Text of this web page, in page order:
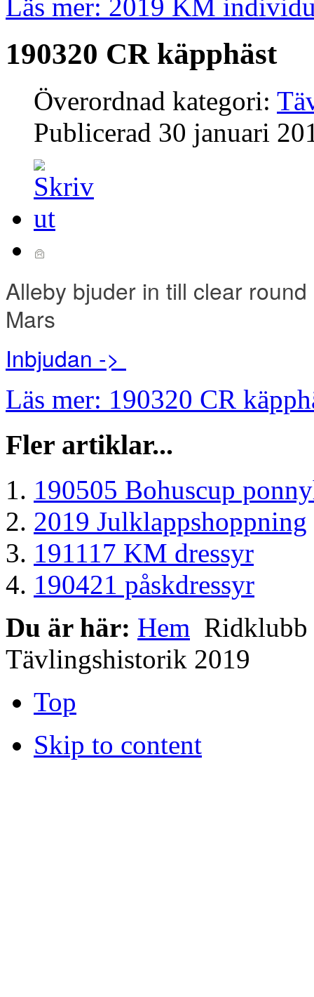
Läs mer: 2019 KM
190320 CR käpphäst
Överordnad kategori:
Publicerad 30 januari
Alleby bjuder in till clear
Mars
Inbjudan ->
Läs mer: 190320 CR
Fler artiklar...
190505 Bohuscup
2019 Julklappshoppning
191117 KM dressyr
190421 påskdressyr
Du är här: Hem Ridklubb
Tävlingshistorik 2019
Top
Skip to content